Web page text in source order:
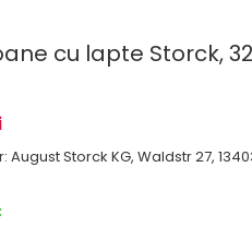
cu lapte Storck,
August Storck KG, Waldstr 27,